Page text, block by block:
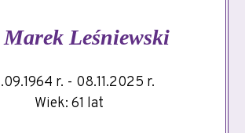
Marek Leśniewski
r. - 08.11.2025 r.
Wiek: 61 lat